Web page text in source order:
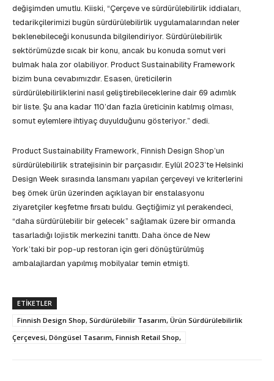
değişimden umutlu. Kiiski, “Çerçeve ve sürdürülebilirlik iddiaları,
tedarikçilerimizi bugün sürdürülebilirlik uygulamalarından neler
beklenebileceği konusunda bilgilendiriyor. Sürdürülebilirlik
sektörümüzde sıcak bir konu, ancak bu konuda somut veri
bulmak hala zor olabiliyor. Product Sustainability Framework
bizim buna cevabımızdır. Esasen, üreticilerin
sürdürülebilirliklerini nasıl geliştirebileceklerine dair 69 adımlık
bir liste. Şu ana kadar 110’dan fazla üreticinin katılmış olması,
somut eylemlere ihtiyaç duyulduğunu gösteriyor.” dedi.
Product Sustainability Framework, Finnish Design Shop’un
sürdürülebilirlik stratejisinin bir parçasıdır. Eylül 2023’te Helsinki
Design Week sırasında lansmanı yapılan çerçeveyi ve kriterlerini
beş örnek ürün üzerinden açıklayan bir enstalasyonu
ziyaretçiler keşfetme fırsatı buldu. Geçtiğimiz yıl perakendeci,
“daha sürdürülebilir bir gelecek” sağlamak üzere bir ormanda
tasarladığı lojistik merkezini tanıttı. Daha önce de New
York’taki bir pop-up restoran için geri dönüştürülmüş
ambalajlardan yapılmış mobilyalar temin etmişti.
ETIKETLER
Finnish Design Shop, Sürdürülebilir Tasarım, Ürün Sürdürülebilirlik
Çerçevesi, Döngüsel Tasarım, Finnish Retail Shop,